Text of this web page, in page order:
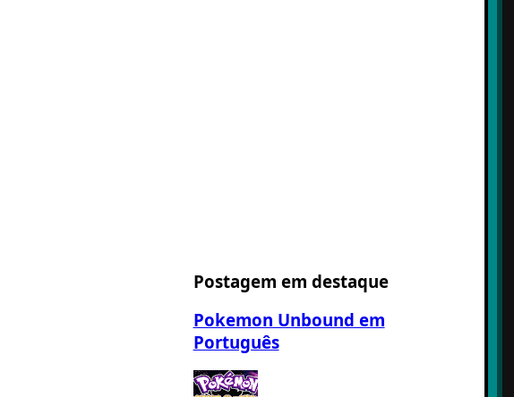
Postagem em destaque
Pokemon Unbound em
Português